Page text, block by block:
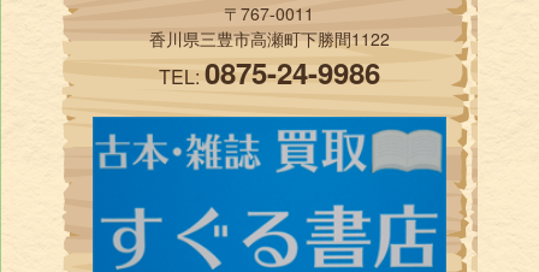
〒767-0011
香川県三豊市高瀬町下勝間1122
TEL:0875-24-9986